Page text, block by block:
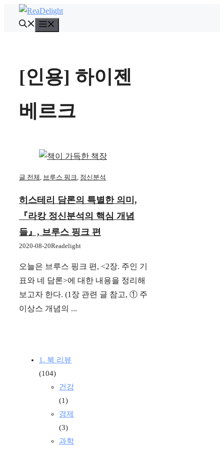
뉴
[인용] 하이젠
베르크
글 전체, 브루스 핑크, 정신분석
히스테리 담론의 특별한 의미,
『라캉 정신분석의 핵심 개념
들』, 브루스 핑크 편
2020-08-20Readelight
오늘은 브루스 핑크 편, <2장. 주인 기
표와 네 담론>에 대한 내용을 정리해
보고자 한다. (1장 관련 글 참고, ① 주
이상스 개념의 ...
1. 북 리뷰
(104)
건강
(1)
경제
(3)
과학